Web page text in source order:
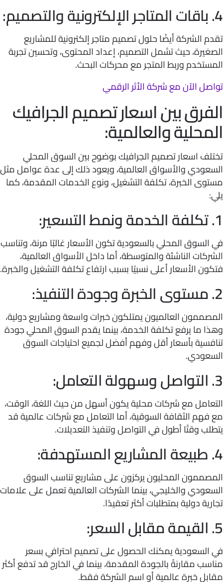
الشركة أيضًا حلول تصميم متاجر إلكترونية للمشاريع
حيث تشمل التصميم، إعداد المحتوى، وتحسين تجربة
وربط المتجر مع محركات البحث.
الآن مع شركة الأثر الرقمي
بين اسعار تصميم الجرافيك
والعالمية:
اسعار تصميم الجرافيك بوضوح بين السوق المحلي
والأسواق العالمية، ويعود ذلك إلى عدة عوامل مثل
الخبرة، تكلفة التشغيل، ونوع الخدمات المقدمة، كما
المحلي بالسعودية تكون الأسعار غالبًا مرنة، وتناسب
الناشئة والمتوسطة، أما داخل الأسواق العالمية،
الأسعار أعلى نسبيًا بسبب ارتفاع تكلفة التشغيل والخبرة.
العالميون يمتلكون خبرات واسعة ومشاريع دولية،
ما يرفع تكلفة الخدمة، بينما يقدم السوق المحلي جودة
بأسعار أقل وفهم أفضل لجميع احتياجات السوق
مع شركات محلية يكون أسهل من حيث اللغة، الوقت،
الثقافة السوقية، أما التعامل مع شركات عالمية قد
وقتًا أطول في التواصل وتنفيذ التعديلات.
المحليون يركزون على مشاريع تناسب السوق
والخليجي، بينما الشركات العالمية تعمل على علامات
دولية بمتطلبات أكثر تعقيدًا.
يمكنك الحصول على تصميم احترافي بسعر
مقارنةً بالجودة المقدمة، بينما في الخارج قد تدفع أكثر
خبرة عالمية أو اسم الشركة فقط.